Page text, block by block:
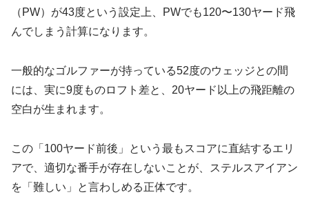
（PW）が43度という設定上、PWでも120〜130ヤード飛
んでしまう計算になります。
一般的なゴルファーが持っている52度のウェッジとの間
には、実に9度ものロフト差と、20ヤード以上の飛距離の
空白が生まれます。
この「100ヤード前後」という最もスコアに直結するエリ
アで、適切な番手が存在しないことが、ステルスアイアン
を「難しい」と言わしめる正体です。